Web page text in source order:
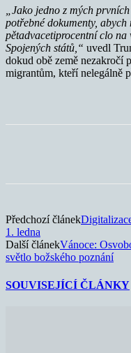
„Jako jedno z mých
potřebné dokumenty,
pětadvacetiprocentní clo
Spojených států,“ uvedl
dokud obě země nezakročí
migrantům, kteří nelegálně
Předchozí článek
1. ledna
Další článekVánoce:
světlo božského poznání
SOUVISEJÍCÍ ČLÁNKY